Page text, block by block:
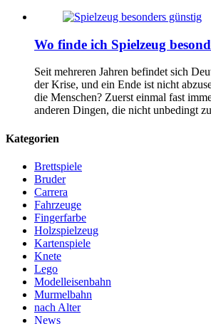
Wo finde ich Spielzeug
Seit mehreren Jahren befindet sich
der Krise, und ein Ende ist nicht
die Menschen? Zuerst einmal fast
anderen Dingen, die nicht unbedingt
Kategorien
Brettspiele
Bruder
Carrera
Fahrzeuge
Fingerfarbe
Holzspielzeug
Kartenspiele
Knete
Lego
Modelleisenbahn
Murmelbahn
nach Alter
News